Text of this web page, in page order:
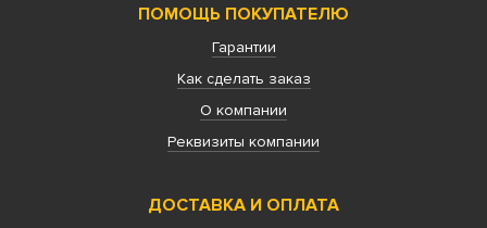
ПОМОЩЬ ПОКУПАТЕЛЮ
Гарантии
Как сделать заказ
О компании
Реквизиты компании
ДОСТАВКА И ОПЛАТА